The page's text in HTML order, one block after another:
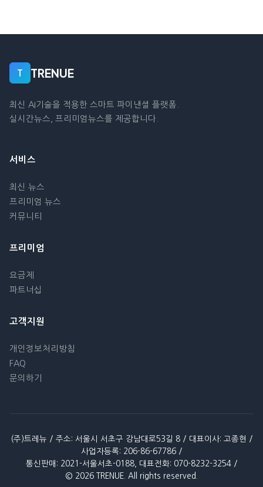
T TRENUE
최신 AI기술을 적용한 스마트 파이낸셜 플랫폼.
실시간뉴스, 프리미엄뉴스를 제공합니다.
서비스
최신 뉴스
프리미엄 뉴스
커뮤니티
프리미엄
요금제
파트너십
고객지원
개인정보처리방침
FAQ
문의하기
(주)트레뉴 / 주소: 서울시 서초구 강남대로53길 8 / 대표이사: 고종현 /
사업자등록: 206-86-67786 /
통신판매: 2021-서울서초-0188, 대표전화: 070-8232-3254 /
© 2026 TRENUE. All rights reserved.